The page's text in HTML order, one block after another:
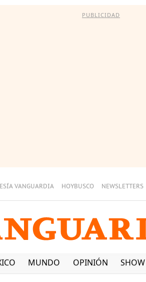
PUBLICIDAD
VANGUARDIA HOYBUSCO NEWSLETTERS
MUNDO OPINIÓN SHOW